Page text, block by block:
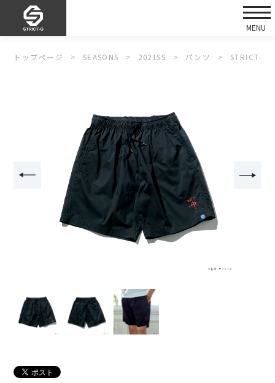
トップページ SEASONS 2021SS パンツ STRICT-G